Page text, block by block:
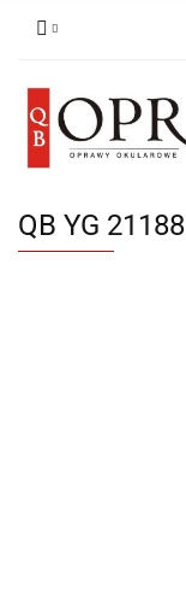
QB YG 21188